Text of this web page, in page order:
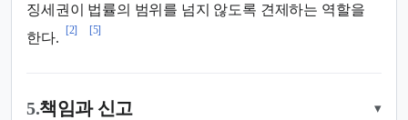
징세권이 법률의 범위를 넘지 않도록 견제하는 역할을
한다.
[2] [5]
5.책임과 신고 ▾